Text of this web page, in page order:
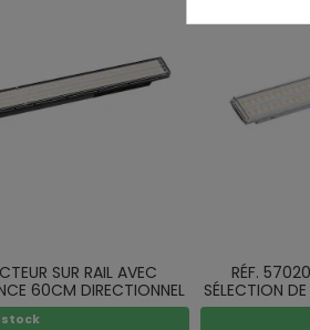
SUR RAIL AVEC
60CM DIRECTIONNEL
SMD
stock
RÉF.
SÉLECTION